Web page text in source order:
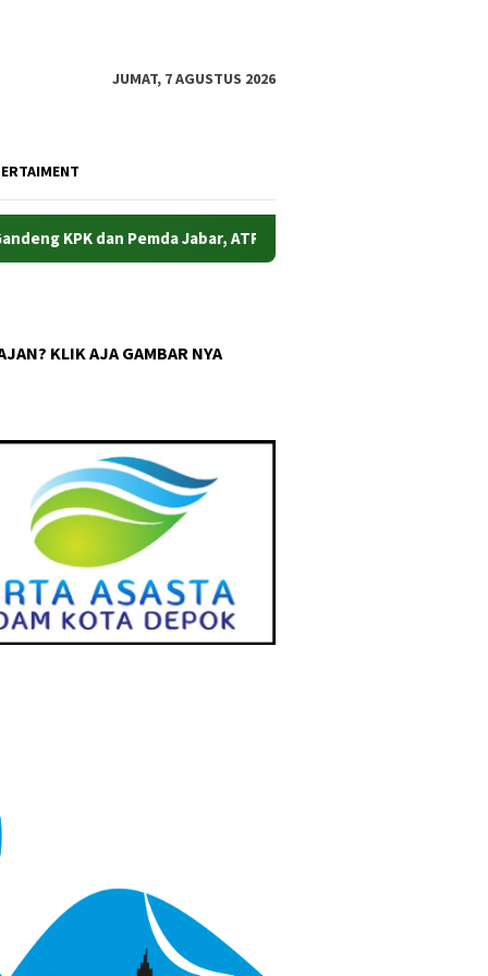
JUMAT, 7 AGUSTUS 2026
Pemda Jabar, ATR/BPN Perkuat Pencegahan Korupsi Sektor
KLIK AJA GAMBAR NYA